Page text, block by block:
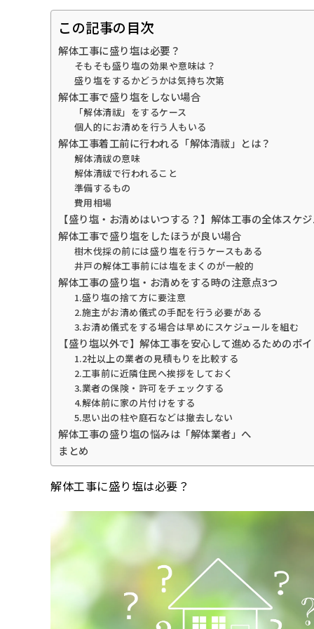
この記事の目次
解体工事に盛り塩は必要？
そもそも盛り塩の効果や意味は？
盛り塩をするかどうかは気持ち次第
解体工事で盛り塩をしない場合
「解体清祓」をするケース
個人的にお清めを行う人もいる
解体工事着工前に行われる「解体清祓」とは？
解体清祓の意味
解体清祓で行われること
準備するもの
費用相場
【盛り塩・お清めはいつする？】解体工事の全体スケ
解体工事で盛り塩をしたほうが良い場合
樹木伐採の前には盛り塩を行うケースもある
井戸の解体工事前には塩をまくのが一般的
解体工事の盛り塩・お清めをする時の注意点3つ
1.盛り塩の捨て方に要注意
2.施主がお清め儀式の手配を行う必要がある
3.お清め儀式をする場合は早めにスケジュールを組む
【盛り塩以外で】解体工事を安心して進めるためのポ
1.2社以上の業者の見積もりを比較する
2.工事前に近隣住民へ挨拶をしておく
3.業者の保険・許可をチェックする
4.解体前に家の片付けをする
5.思い出の柱や庭石などは撤去しない
解体工事の盛り塩の悩みは「解体業者」へ
まとめ
解体工事に盛り塩は必要？